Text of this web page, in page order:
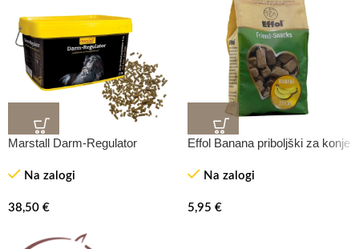
Marstall Darm-Regulator
Na zalogi
38,50 €
Effol Banana priboljški za konje
Na zalogi
5,95 €